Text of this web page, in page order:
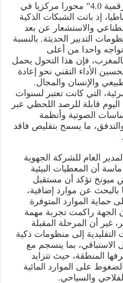
ولم يكن اختيار “المياه الرقمية 4.0” محورا مركزيا في
إذ باتت الشبكات الذكية
والاستشعار عن بعد
التدبير الحديثة. بالنسبة
واحدا من أعلى
فإن هذا التحول يحمل
الأداء التقني نحو إعادة
والإنسان والمجال.
التي كانت تعتبر لسنوات
قابلة للرصد اللحظي عبر
الصوتية وأنظمة
ما يسمح بتقليص فاقد
العام للشركة الجهوية
أن المعطيات البيئية
ميونخ تؤكد أن مستقبل
بالبحث عن موارد إضافية،
الموارد المتوفرة
الجهة راكمت تجربة مهمة
غير أن المرحلة المقبلة
التقليدية إلى منظومات ذكية
الاستباقي، بما ينسجم مع
المنطقة، حيث تتزايد
على الموارد المائية
والسياحي.